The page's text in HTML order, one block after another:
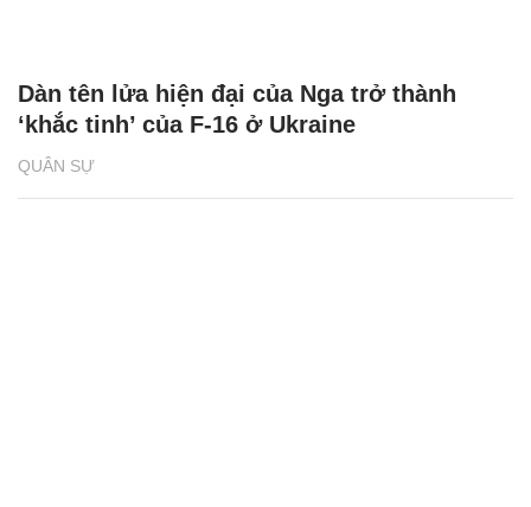
QUÂN SỰ
Dàn tên lửa hiện đại của Nga trở thành
‘khắc tinh’ của F-16 ở Ukraine